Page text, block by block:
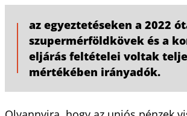
az egyeztetéseken a 2022
szupermérföldkövek és a
eljárás feltételei voltak
mértékében irányadók.